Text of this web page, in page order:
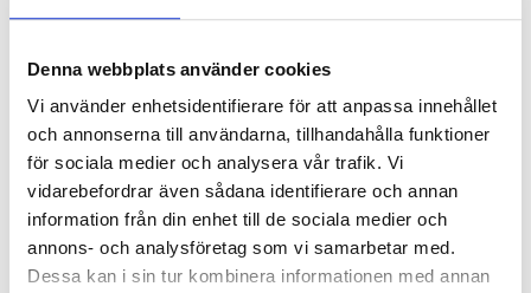
Denna webbplats använder cookies
Vi använder enhetsidentifierare för att anpassa innehållet
och annonserna till användarna, tillhandahålla funktioner
för sociala medier och analysera vår trafik. Vi
vidarebefordrar även sådana identifierare och annan
information från din enhet till de sociala medier och
annons- och analysföretag som vi samarbetar med.
Dessa kan i sin tur kombinera informationen med annan
Så mycket tjänar 260 mediechefer